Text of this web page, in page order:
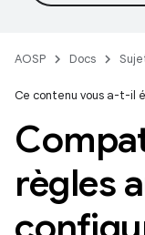
AOSP Docs
Ce contenu vous a-t-il
règles